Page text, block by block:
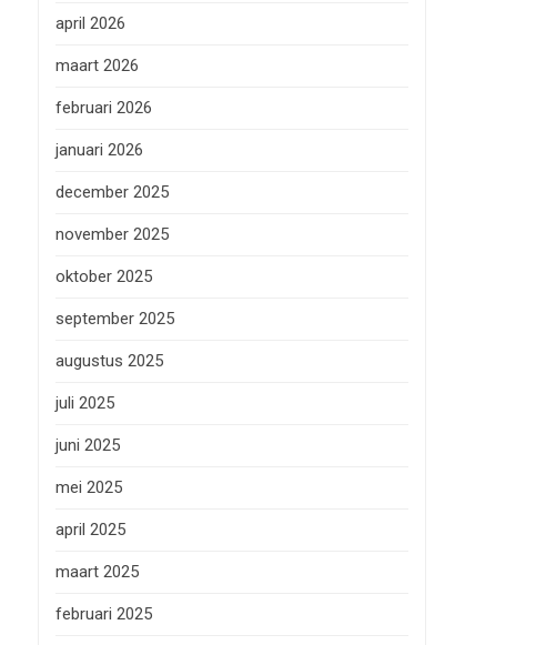
april 2026
maart 2026
februari 2026
januari 2026
december 2025
november 2025
oktober 2025
september 2025
augustus 2025
juli 2025
juni 2025
mei 2025
april 2025
maart 2025
februari 2025